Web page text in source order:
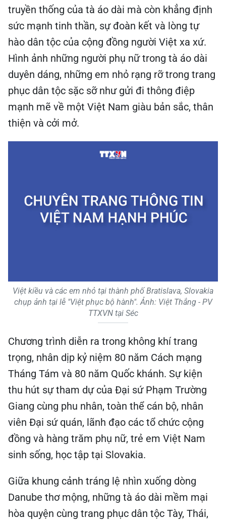
truyền thống của tà áo dài mà còn khẳng định
sức mạnh tinh thần, sự đoàn kết và lòng tự
hào dân tộc của cộng đồng người Việt xa xứ.
Hình ảnh những người phụ nữ trong tà áo dài
duyên dáng, những em nhỏ rạng rỡ trong trang
phục dân tộc sặc sỡ như gửi đi thông điệp
mạnh mẽ về một Việt Nam giàu bản sắc, thân
thiện và cởi mở.
Việt kiều và các em nhỏ tại thành phố Bratislava, Slovakia
chụp ảnh tại lễ "Việt phục bộ hành". Ảnh: Việt Thắng - PV
TTXVN tại Séc
Chương trình diễn ra trong không khí trang
trọng, nhân dịp kỷ niệm 80 năm Cách mạng
Tháng Tám và 80 năm Quốc khánh. Sự kiện
thu hút sự tham dự của Đại sứ Phạm Trường
Giang cùng phu nhân, toàn thể cán bộ, nhân
viên Đại sứ quán, lãnh đạo các tổ chức cộng
đồng và hàng trăm phụ nữ, trẻ em Việt Nam
sinh sống, học tập tại Slovakia.
Giữa khung cảnh tráng lệ nhìn xuống dòng
Danube thơ mộng, những tà áo dài mềm mại
hòa quyện cùng trang phục dân tộc Tày, Thái,